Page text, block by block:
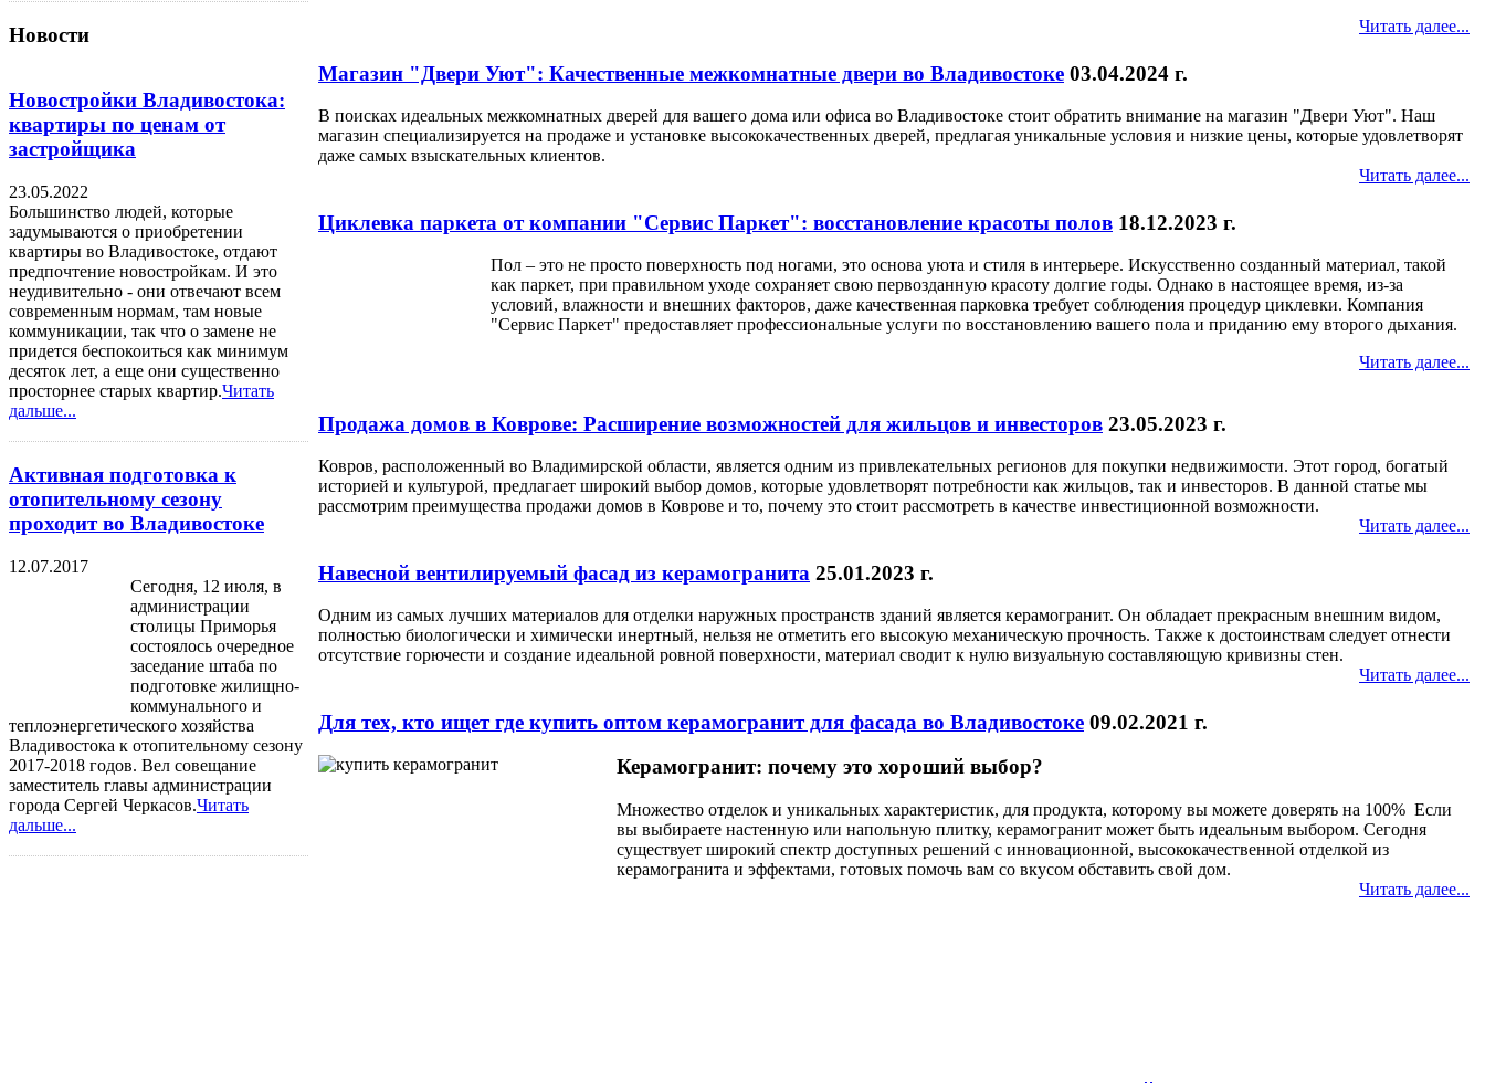
Новости
Новостройки Владивостока:
квартиры по ценам от
застройщика
23.05.2022
Большинство людей, которые
задумываются о приобретении
квартиры во Владивостоке, отдают
предпочтение новостройкам. И это
неудивительно - они отвечают всем
современным нормам, там новые
коммуникации, так что о замене не
придется беспокоиться как минимум
десяток лет, а еще они существенно
просторнее старых квартир.Читать
дальше...
Активная подготовка к
отопительному сезону
проходит во Владивостоке
12.07.2017
Сегодня, 12 июля, в
администрации
столицы Приморья
состоялось очередное
заседание штаба по
подготовке жилищно-
коммунального и
теплоэнергетического хозяйства
Владивостока к отопительному сезону
2017-2018 годов. Вел совещание
заместитель главы администрации
города Сергей Черкасов.Читать
дальше...
Читать далее...
Магазин "Двери Уют": Качественные межкомнатные двери во Владивостоке 03.04.2024 г.
В поисках идеальных межкомнатных дверей для вашего дома или офиса во Владивостоке стоит обратить внимание на магазин "Двери Уют". Наш
магазин специализируется на продаже и установке высококачественных дверей, предлагая уникальные условия и низкие цены, которые удовлетворят
даже самых взыскательных клиентов.
Читать далее...
Циклевка паркета от компании "Сервис Паркет": восстановление красоты полов 18.12.2023 г.
Пол – это не просто поверхность под ногами, это основа уюта и стиля в интерьере. Искусственно созданный материал, такой
как паркет, при правильном уходе сохраняет свою первозданную красоту долгие годы. Однако в настоящее время, из-за
условий, влажности и внешних факторов, даже качественная парковка требует соблюдения процедур циклевки. Компания
"Сервис Паркет" предоставляет профессиональные услуги по восстановлению вашего пола и приданию ему второго дыхания.
Читать далее...
Продажа домов в Коврове: Расширение возможностей для жильцов и инвесторов 23.05.2023 г.
Ковров, расположенный во Владимирской области, является одним из привлекательных регионов для покупки недвижимости. Этот город, богатый
историей и культурой, предлагает широкий выбор домов, которые удовлетворят потребности как жильцов, так и инвесторов. В данной статье мы
рассмотрим преимущества продажи домов в Коврове и то, почему это стоит рассмотреть в качестве инвестиционной возможности.
Читать далее...
Навесной вентилируемый фасад из керамогранита 25.01.2023 г.
Одним из самых лучших материалов для отделки наружных пространств зданий является керамогранит. Он обладает прекрасным внешним видом,
полностью биологически и химически инертный, нельзя не отметить его высокую механическую прочность. Также к достоинствам следует отнести
отсутствие горючести и создание идеальной ровной поверхности, материал сводит к нулю визуальную составляющую кривизны стен.
Читать далее...
Для тех, кто ищет где купить оптом керамогранит для фасада во Владивостоке 09.02.2021 г.
Керамогранит: почему это хороший выбор?
Множество отделок и уникальных характеристик, для продукта, которому вы можете доверять на 100% Если
вы выбираете настенную или напольную плитку, керамогранит может быть идеальным выбором. Сегодня
существует широкий спектр доступных решений с инновационной, высококачественной отделкой из
керамогранита и эффектами, готовых помочь вам со вкусом обставить свой дом.
Читать далее...